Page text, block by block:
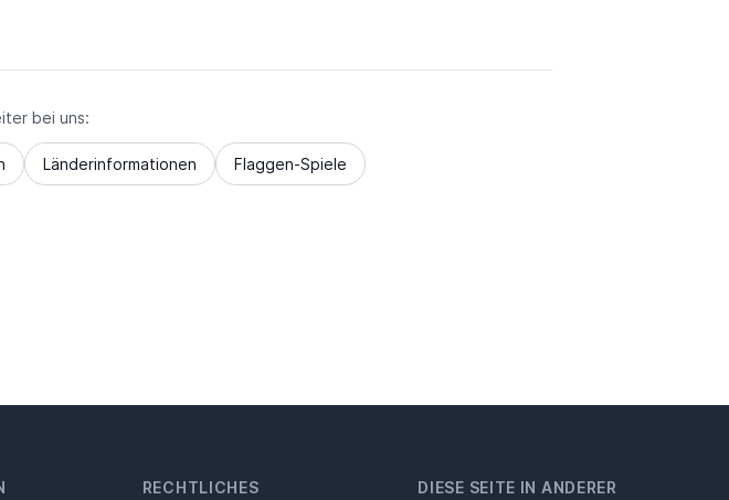
bei uns:
Länderinformationen Flaggen-Spiele
RECHTLICHES
DIESE SEITE IN ANDERER